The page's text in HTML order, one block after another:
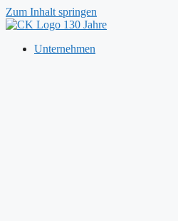
Zum Inhalt springen
Unternehmen